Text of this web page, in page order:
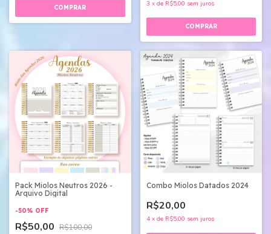
3 x de R$5,00 sem juros
Pack Miolos Neutros 2026 -
Arquivo Digital
-50% OFF
R$50,00 R$100,00
Combo Miolos Datados 2024
R$20,00
4 x de R$5,00 sem juros